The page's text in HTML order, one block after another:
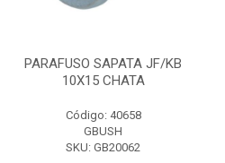
PARAFUSO SAPATA JF/KB
10X15 CHATA
Código: 40658
GBUSH
SKU: GB20062